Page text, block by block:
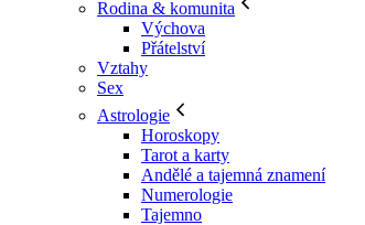
Rodina & komunita
Výchova
Přátelství
Vztahy
Sex
Astrologie
Horoskopy
Tarot a karty
Andělé a tajemná znamení
Numerologie
Tajemno